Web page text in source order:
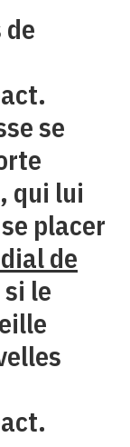
se
qui lui
placer
de
si le